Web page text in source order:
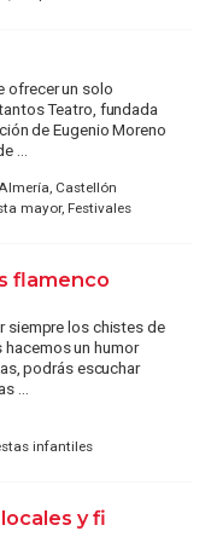
ofrecer un solo
Teatro, fundada
de Eugenio Moreno
...
Castellón
mayor, Festivales
flamenco
siempre los chistes de
un humor
podrás escuchar
...
infantiles
y fi